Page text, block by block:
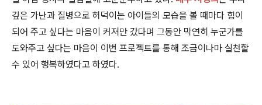
깊은 가난과 질병으로 허덕이는 아이들의 모습을 볼 때마다 힘이
되어 주고 싶다는 마음이 커져만 갔다며 그동안 막연히 누군가를
도와주고 싶다는 마음이 이번 프로젝트를 통해 조금이나마 실천할
수 있어 행복하였다고 하였다.